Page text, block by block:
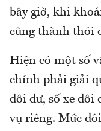
bây giờ, khi
cũng thành thói
Hiện có một số
chính phải giải
dôi dư, số xe dôi
vụ riêng. Mức